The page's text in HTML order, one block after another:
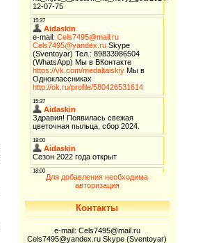
Для добавления необходима
авторизация
Контакты
e-mail: Cels7495@mail.ru
Cels7495@yandex.ru Skype (Sventoyar)